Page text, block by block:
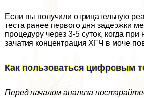
Если вы получили отрицательную
теста ранее первого дня задержки
процедуру через 3-5 суток, когда при
зачатия концентрация ХГЧ в моче
Как пользоваться цифровым
Перед началом анализа